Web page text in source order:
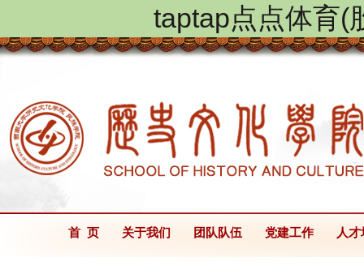
taptap点点体育(
首 页 关于我们 团队队伍 党建工作 人